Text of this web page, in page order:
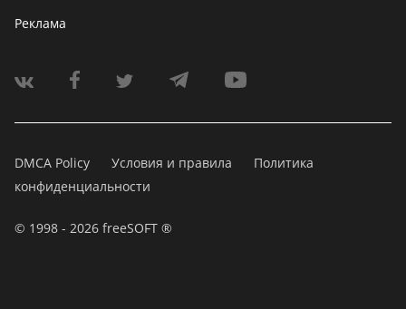
Реклама
DMCA Policy Условия и правила
Политика
конфиденциальности
© 1998 - 2026 freeSOFT ®